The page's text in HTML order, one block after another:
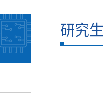
研究